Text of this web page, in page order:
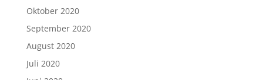
Oktober 2020
September 2020
August 2020
Juli 2020